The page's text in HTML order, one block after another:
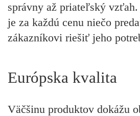
správny až priateľský
je za každú cenu niečo
zákazníkovi riešiť jeho
Európska kvalita
Väčšinu produktov dokážu